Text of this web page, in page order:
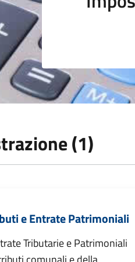
(1)
e Entrate Patrimoniali
Tributarie e Patrimoniali